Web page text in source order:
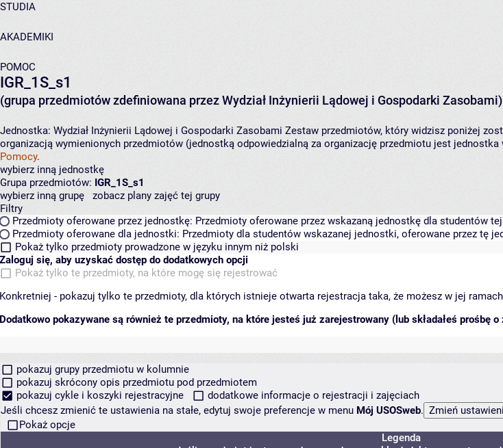
STUDIA
AKADEMIKI
POMOC
IGR_1S_s1
(grupa przedmiotów zdefiniowana przez Wydział Inżynierii Lądowej i Gospodarki Zasobami)
Jednostka: Wydział Inżynierii Lądowej i Gospodarki Zasobami Zestaw przedmiotów, który widzisz poniżej
organizacją wymienionych przedmiotów (jednostką odpowiedzialną za organizację przedmiotu jest
Pomocy.
wybierz inną jednostkę
Grupa przedmiotów: IGR_1S_s1
wybierz inną grupę
zobacz plany zajęć tej grupy
Filtry
Przedmioty oferowane przez jednostkę: Przedmioty oferowane przez wskazaną jednostkę dla studentów
Przedmioty oferowane dla jednostki: Przedmioty dla studentów wskazanej jednostki, oferowane przez tę
Pokaż tylko przedmioty prowadzone w języku innym niż polski
Zaloguj się, aby uzyskać dostęp do dodatkowych opcji
Pokaż tylko te przedmioty, na które mogę się rejestrować
Konkretniej - pokazuj tylko te przedmioty, dla których istnieje otwarta rejestracja taka, że możesz w jej
Dodatkowo pokazywane są również te przedmioty, na które jesteś już zarejestrowany (lub składałeś prośbę
pokazuj grupy przedmiotu w kolumnie
pokazuj skrócony opis przedmiotu pod przedmiotem
pokazuj cykle i koszyki rejestracyjne
dodatkowe informacje o rejestracji i zajęciach
Jeśli chcesz zmienić te ustawienia na stałe, edytuj swoje preferencje w menu Mój USOSweb.
Pokaż opcje
Legenda